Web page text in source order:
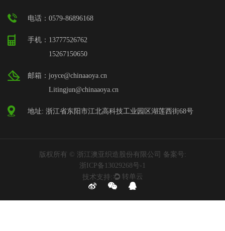
电话：0579-86896168
手机：13777526762
15267150650
邮箱：joyce@chinaaoya.cn
Litingjun@chinaaoya.cn
地址: 浙江省东阳市江北高科技工业园区湖莲西街68号
版权所有 © 浙江澳亚织造股份有限公司 备案号:
浙ICP备13029268号-1